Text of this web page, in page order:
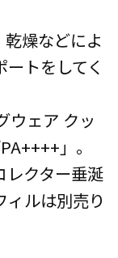
燥などによ
トをしてく
ウェア クッ
」。
レクター垂涎
ルは別売り